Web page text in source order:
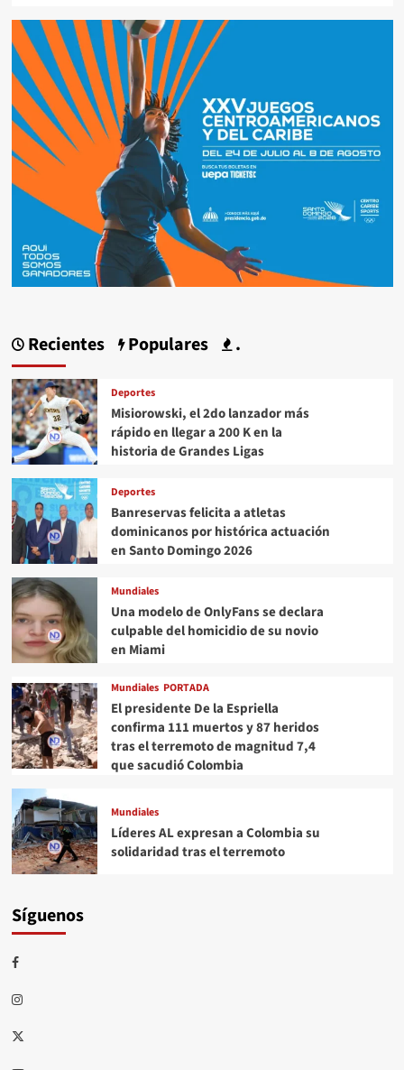
Recientes Populares .
Deportes
Misiorowski, el 2do lanzador más
rápido en llegar a 200 K en la
historia de Grandes Ligas
Deportes
Banreservas felicita a atletas
dominicanos por histórica actuación
en Santo Domingo 2026
Mundiales
Una modelo de OnlyFans se declara
culpable del homicidio de su novio
en Miami
Mundiales PORTADA
El presidente De la Espriella
confirma 111 muertos y 87 heridos
tras el terremoto de magnitud 7,4
que sacudió Colombia
Mundiales
Líderes AL expresan a Colombia su
solidaridad tras el terremoto
Síguenos